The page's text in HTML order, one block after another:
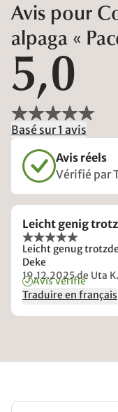
Avis pour
alpaga «
5,0
Basé sur 1 avis
Avis réels
Vérifié par
Leicht genig
Leicht genug
Deke
19.12.2025de Uta K.
Avis vérifié
Traduire en français